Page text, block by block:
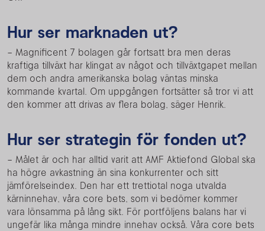
Hur ser marknaden ut?
– Magnificent 7 bolagen går fortsatt bra men deras
kraftiga tillväxt har klingat av något och tillväxtgapet mellan
dem och andra amerikanska bolag väntas minska
kommande kvartal. Om uppgången fortsätter så tror vi att
den kommer att drivas av flera bolag, säger Henrik.
Hur ser strategin för fonden ut?
– Målet är och har alltid varit att AMF Aktiefond Global ska
ha högre avkastning än sina konkurrenter och sitt
jämförelseindex. Den har ett trettiotal noga utvalda
kärninnehav, våra core bets, som vi bedömer kommer
vara lönsamma på lång sikt. För portföljens balans har vi
ungefär lika många mindre innehav också. Våra core bets